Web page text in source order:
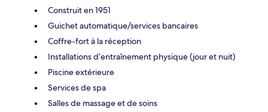
Construit en 1951
Guichet automatique/services bancaires
Coffre-fort à la réception
Installations d’entraînement physique (jour et nuit)
Piscine extérieure
Services de spa
Salles de massage et de soins